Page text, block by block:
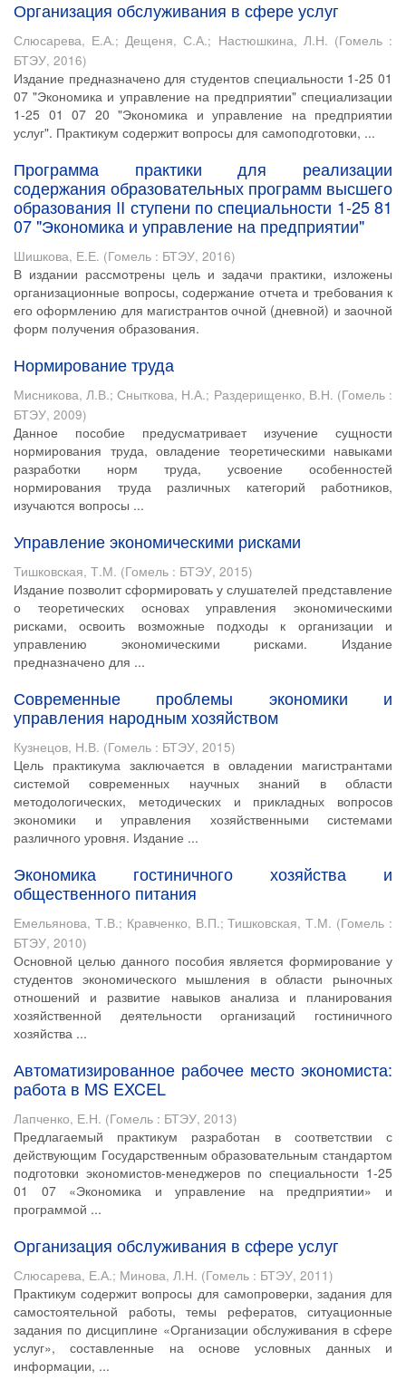
Организация обслуживания в сфере услуг
Слюсарева, Е.А.;Дещеня, С.А.; Настюшкина, Л.Н. (Гомель :
БТЭУ, 2016)
Издание предназначено для студентов специальности 1-25 01
07 "Экономика и управление на предприятии" специализации
1-25 01 07 20 "Экономика и управление на предприятии
услуг". Практикум содержит вопросы для самоподготовки, ...
Программа практики для реализации
содержания образовательных программ высшего
образования II ступени по специальности 1-25 81
07 "Экономика и управление на предприятии"
Шишкова, Е.Е. (Гомель : БТЭУ, 2016)
В издании рассмотрены цель и задачи практики, изложены
организационные вопросы, содержание отчета и требования к
его оформлению для магистрантов очной (дневной) и заочной
форм получения образования.
Нормирование труда
Мисникова, Л.В.;Сныткова, Н.А.; Раздерищенко, В.Н. (Гомель :
БТЭУ, 2009)
Данное пособие предусматривает изучение сущности
нормирования труда, овладение теоретическими навыками
разработки норм труда, усвоение особенностей
нормирования труда различных категорий работников,
изучаются вопросы ...
Управление экономическими рисками
Тишковская, Т.М. (Гомель : БТЭУ, 2015)
Издание позволит сформировать у слушателей представление
о теоретических основах управления экономическими
рисками, освоить возможные подходы к организации и
управлению экономическими рисками. Издание
предназначено для ...
Современные проблемы экономики и
управления народным хозяйством
Кузнецов, Н.В. (Гомель : БТЭУ, 2015)
Цель практикума заключается в овладении магистрантами
системой современных научных знаний в области
методологических, методических и прикладных вопросов
экономики и управления хозяйственными системами
различного уровня. Издание ...
Экономика гостиничного хозяйства и
общественного питания
Емельянова, Т.В.; Кравченко, В.П.;Тишковская, Т.М. (Гомель :
БТЭУ, 2010)
Основной целью данного пособия является формирование у
студентов экономического мышления в области рыночных
отношений и развитие навыков анализа и планирования
хозяйственной деятельности организаций гостиничного
хозяйства ...
Автоматизированное рабочее место экономиста:
работа в MS EXCEL
Лапченко, Е.Н. (Гомель : БТЭУ, 2013)
Предлагаемый практикум разработан в соответствии с
действующим Государственным образовательным стандартом
подготовки экономистов-менеджеров по специальности 1-25
01 07 «Экономика и управление на предприятии» и
программой ...
Организация обслуживания в сфере услуг
Слюсарева, Е.А.; Минова, Л.Н. (Гомель : БТЭУ, 2011)
Практикум содержит вопросы для самопроверки, задания для
самостоятельной работы, темы рефератов, ситуационные
задания по дисциплине «Организации обслуживания в сфере
услуг», составленные на основе условных данных и
информации, ...